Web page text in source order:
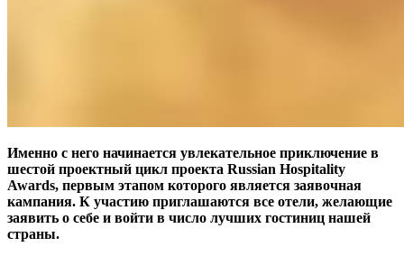
Именно с него начинается увлекательное приключение в
шестой проектный цикл проекта Russian Hospitality
Awards, первым этапом которого является заявочная
кампания. К участию приглашаются все отели, желающие
заявить о себе и войти в число лучших гостиниц нашей
страны.